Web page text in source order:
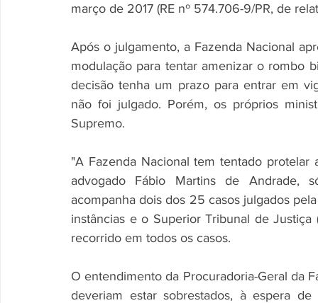
março de 2017 (RE nº 574.706-9/PR, de
Após o julgamento, a Fazenda Nacional
modulação para tentar amenizar o rombo
decisão tenha um prazo para entrar em
não foi julgado. Porém, os próprios
Supremo.
"A Fazenda Nacional tem tentado
advogado Fábio Martins de Andrade,
acompanha dois dos 25 casos julgados
instâncias e o Superior Tribunal de
recorrido em todos os casos.
O entendimento da Procuradoria-Geral da
deveriam estar sobrestados, à espera